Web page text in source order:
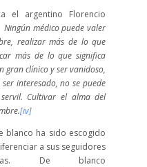
el argentino Florencio
Ningún médico puede valer
realizar más de lo que
más de lo que significa
gran clínico y ser vanidoso,
interesado, no se puede
Cultivar el alma del
[iv]
blanco ha sido escogido
a sus seguidores
De blanco